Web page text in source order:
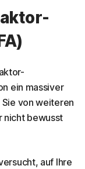
ein massiver
von weiteren
nicht bewusst
auf Ihre